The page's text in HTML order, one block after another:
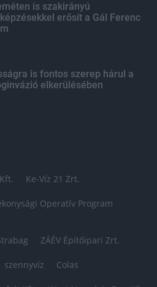
is szakirányú
erősít a Gál Ferenc
is fontos szerep hárul a
elkerülésében
Ke-Víz 21 Zrt.
Operatív Program
ZÁÉV Építőipari Zrt.
szennyvíz Colas